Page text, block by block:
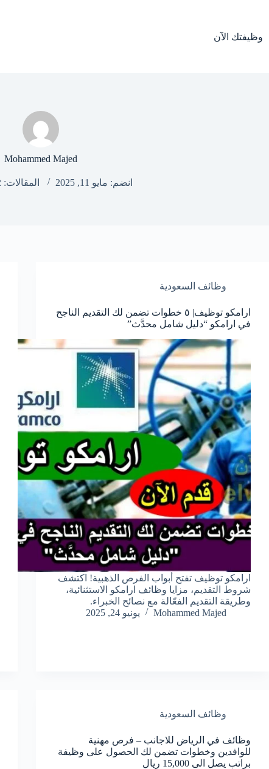
وظيفتك الآن
Mohammed Majed
انضم: مايو 11, 2025 المقالات: 122
وظائف السعودية
ارامكو توظيف| ٥ خطوات تضمن لك التقديم الناجح
في ارامكو “دليل شامل محدَّث”
ارامكو توظيف تفتح أبواب الفرص الذهبية! اكتشف
شروط التقديم، مزايا وظائف ارامكو الاستثنائية،
وطريقة التقديم الفعّالة مع نصائح الخبراء.
Mohammed Majed
يونيو 24, 2025
وظائف السعودية
وظائف في الرياض للاجانب – فرص مهنية
للوافدين وخطوات تضمن لك الحصول على وظيفة
براتب يصل الى 15,000 ريال